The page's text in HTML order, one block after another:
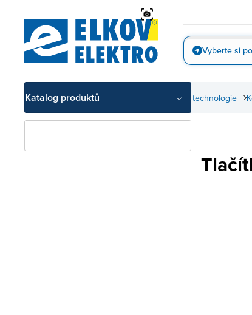
Vyberte si
Katalog produktů Slaboproudé technologie